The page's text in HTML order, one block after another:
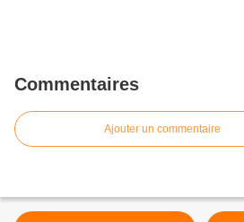
Commentaires
Ajouter un commentaire